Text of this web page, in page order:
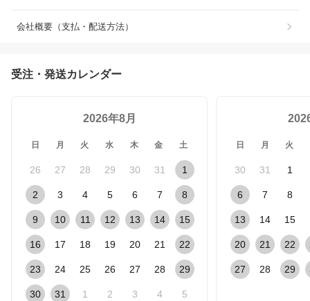
会社概要（支払・配送方法）
受注・発送カレンダー
2026年8月
日 月 火 水 木 金 土
26 27 28 29 30 31 1
2 3 4 5 6 7 8
9 10 11 12 13 14 15
16 17 18 19 20 21 22
23 24 25 26 27 28 29
30 31 1 2 3 4 5
日 月 火
30 31 1
6 7 8
13 14 15
20 21 22
27 28 29